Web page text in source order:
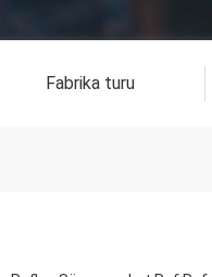
Fabrika turu